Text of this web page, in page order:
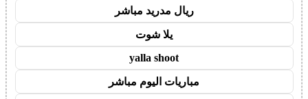
ريال مدريد مباشر
يلا شوت
yalla shoot
مباريات اليوم مباشر